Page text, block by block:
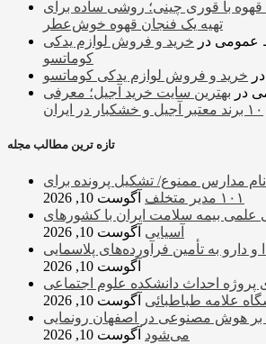
قهوه با قوری چینی؛ روشی ساده برای
تهیه یک فنجان قهوه خوش‌عطر
عمومی در خرید و فروش لوازم یدکی
کوماتسو
در خرید و فروش لوازم یدکی کوماتسو
در بهترین سایت خرید آجیل؛ معرفی
۱۰ برند معتبر آجیل و خشکبار در ایران
تازه ترین مطالب مجله
مدارس ممنوع/ تشکیل پرونده برای
۱۰۱ مدیر متخلف
آگوست 10, 2026
علمی بیمه سلامت ایران با کشورهای
آسیایی آگوست 10, 2026
دارو به تأمین فرآورده‌های پلاسمایی
آگوست 10, 2026
درصدی پروژه احداث دانشکده علوم اجتماعی
علامه طباطبائی آگوست 10, 2026
بر هوش مصنوعی در اصفهان رونمایی
می‌شود آگوست 10, 2026